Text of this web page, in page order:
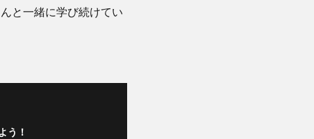
と一緒に学び続けてい
う！